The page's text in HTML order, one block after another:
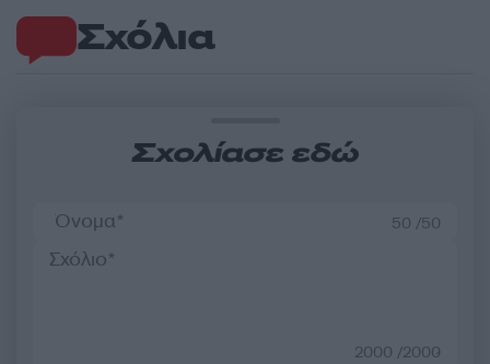
Σχόλια
Σχολίασε εδώ
50 /50
2000 /2000